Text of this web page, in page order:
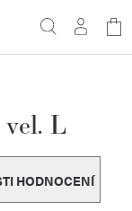
vel. L
HODNOCENÍ